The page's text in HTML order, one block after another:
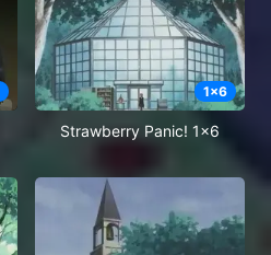
1x6
Strawberry Panic! 1x6